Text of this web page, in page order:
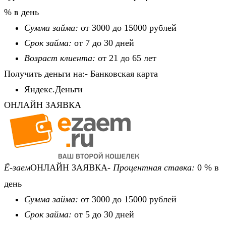
% в день
Сумма займа: от 3000 до 15000 рублей
Срок займа: от 7 до 30 дней
Возраст клиента: от 21 до 65 лет
Получить деньги на:- Банковская карта
Яндекс.Деньги
ОНЛАЙН ЗАЯВКА
Ё-заемОНЛАЙН ЗАЯВКА- Процентная ставка: 0 % в
день
Сумма займа: от 3000 до 15000 рублей
Срок займа: от 5 до 30 дней